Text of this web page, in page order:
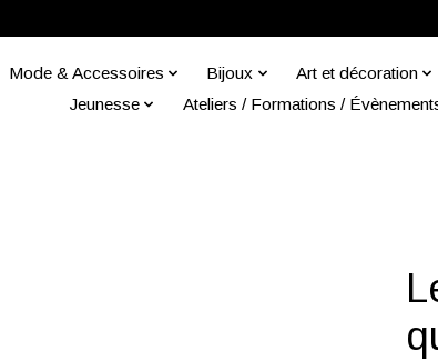
Mode & Accessoires Bijoux Art et décoration
Jeunesse
Ateliers / Formations /